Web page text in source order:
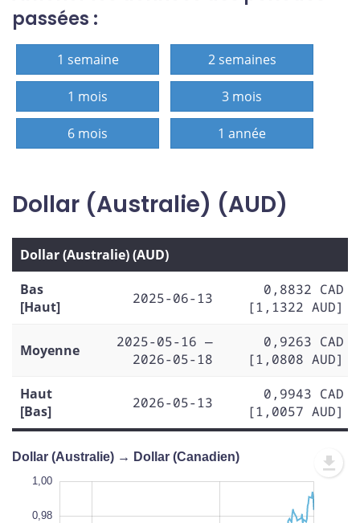
passées :
1 semaine 2 semaines
1 mois 3 mois
6 mois 1 année
Dollar (Australie) (AUD)
Dollar (Australie) (AUD)
Bas
[Haut]
2025-06-13
0,8832 CAD
[1,1322 AUD]
Moyenne
2025-05-16 —
2026-05-18
0,9263 CAD
[1,0808 AUD]
Haut
[Bas]
2026-05-13
0,9943 CAD
[1,0057 AUD]
Dollar (Australie) → Dollar (Canadien)
1,00
0,98